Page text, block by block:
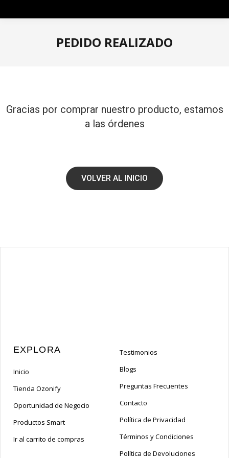
PEDIDO REALIZADO
Gracias por comprar nuestro producto, estamos
a las órdenes
VOLVER AL INICIO
EXPLORA
Inicio
Tienda Ozonify
Oportunidad de Negocio
Productos Smart
Ir al carrito de compras
Testimonios
Blogs
Preguntas Frecuentes
Contacto
Política de Privacidad
Términos y Condiciones
Política de Devoluciones